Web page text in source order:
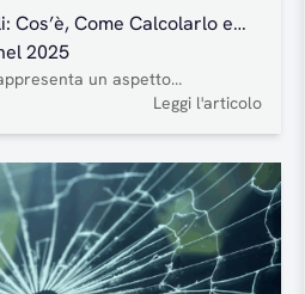
Cos’è, Come Calcolarlo e
2025
un aspetto
automobilistica, fornendo
dei veicoli influenza ogni
fornendo chiarezza
finanziari. Ma come può essere
aziende…
Leggi l'articolo